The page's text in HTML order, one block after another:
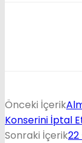
Önceki İçerik
Konserini İptal
Sonraki İçerik22